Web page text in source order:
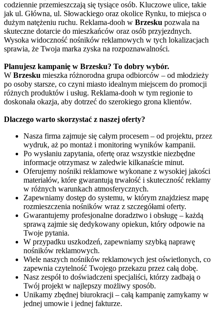
codziennie przemieszczają się tysiące osób. Kluczowe ulice, takie
jak ul. Główna, ul. Słowackiego oraz okolice Rynku, to miejsca o
dużym natężeniu ruchu. Reklama-dooh w Brzesku pozwala na
skuteczne dotarcie do mieszkańców oraz osób przyjezdnych.
Wysoka widoczność nośników reklamowych w tych lokalizacjach
sprawia, że Twoja marka zyska na rozpoznawalności.
Planujesz kampanię w Brzesku? To dobry wybór.
W Brzesku mieszka różnorodna grupa odbiorców – od młodzieży
po osoby starsze, co czyni miasto idealnym miejscem do promocji
różnych produktów i usług. Reklama-dooh w tym regionie to
doskonała okazja, aby dotrzeć do szerokiego grona klientów.
Dlaczego warto skorzystać z naszej oferty?
Nasza firma zajmuje się całym procesem – od projektu, przez
wydruk, aż po montaż i monitoring wyników kampanii.
Po wysłaniu zapytania, ofertę oraz wszystkie niezbędne
informacje otrzymasz w zaledwie kilkanaście minut.
Oferujemy nośniki reklamowe wykonane z wysokiej jakości
materiałów, które gwarantują trwałość i skuteczność reklamy
w różnych warunkach atmosferycznych.
Zapewniamy dostęp do systemu, w którym znajdziesz mapę
rozmieszczenia nośników wraz z szczegółami oferty.
Gwarantujemy profesjonalne doradztwo i obsługę – każdą
sprawą zajmie się dedykowany opiekun, który odpowie na
Twoje pytania.
W przypadku uszkodzeń, zapewniamy szybką naprawę
nośników reklamowych.
Wiele naszych nośników reklamowych jest oświetlonych, co
zapewnia czytelność Twojego przekazu przez całą dobę.
Nasz zespół to doświadczeni specjaliści, którzy zadbają o
Twój projekt w najlepszy możliwy sposób.
Unikamy zbędnej biurokracji – całą kampanię zamykamy w
jednej umowie i jednej fakturze.